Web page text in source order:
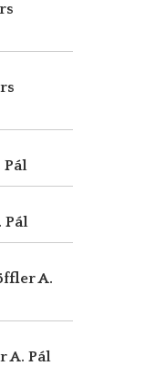
Pál
Pál
A.
A. Pál